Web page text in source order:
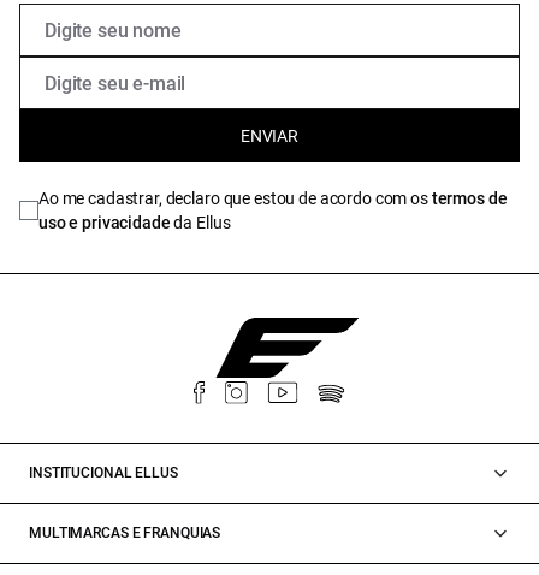
ENVIAR
Ao me cadastrar, declaro que estou de acordo com ostermos de
uso e privacidadeda Ellus
INSTITUCIONAL ELLUS
MULTIMARCAS E FRANQUIAS